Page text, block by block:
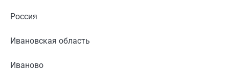
Россия
Ивановская область
Иваново